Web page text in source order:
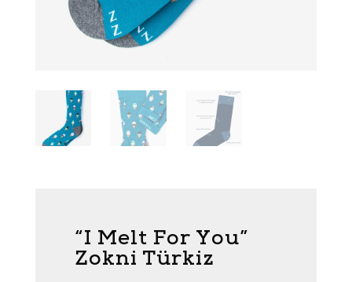
“I Melt For You”
Zokni Türkiz